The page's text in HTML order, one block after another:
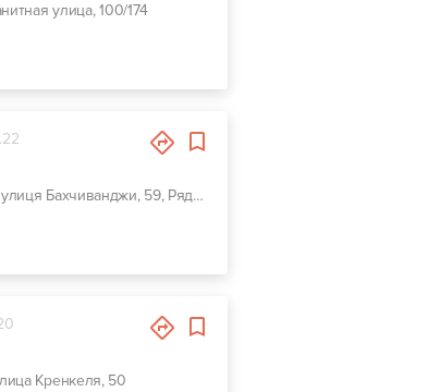
улица, 100/174
г. Мариуполь, вулиця Бахчиванджи, 59, Рядом с СЭС
Кренкеля, 50